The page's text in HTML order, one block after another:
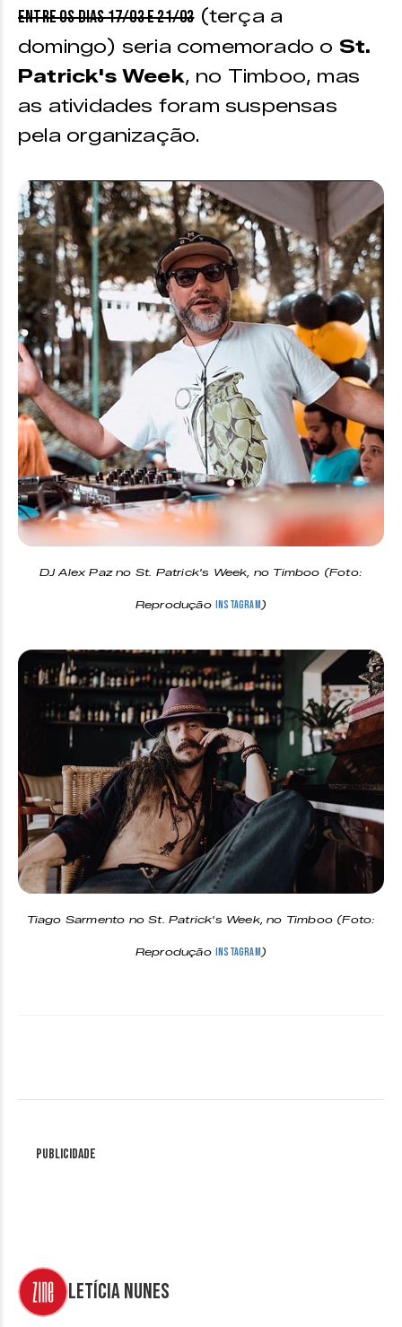
Entre os dias 17/03 e 21/03(terça a
domingo) seria comemorado o St.
Patrick's Week, no Timboo, mas
as atividades foram suspensas
pela organização.
DJ Alex Paz no St. Patrick's Week, no Timboo (Foto:
ReproduçãoInstagram)
Tiago Sarmento no St. Patrick's Week, no Timboo (Foto:
ReproduçãoInstagram)
Publicidade
Letícia Nunes